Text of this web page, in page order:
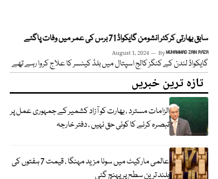
سابق بھارتی کرکٹر انشومن گایکواڈ 71 برس کی عمر میں وفات پاگئے
August 1, 2024 ByMUHAMMAD ZAIN RAZA
گایکواڈ لندن کے کنگز کالج اسپتال میں بلڈ کینسر کا علاج کروا رہے تھے
تازہ ترین خبریں
الزامات مسترد ، بھارت کو آزاد کشمیر کے جمہوری عمل پر
تبصرہ کرنے کا کوئی حق نہیں ، دفتر خارجہ
عالمی مارکیٹ میں سونا مزید مہنگا ، قیمت 7 ہفتوں کی
بلند ترین سطح پر پہنچ گئی